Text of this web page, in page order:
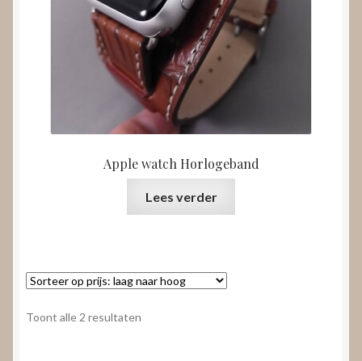
Apple watch Horlogeband
Lees verder
Toont alle 2 resultaten